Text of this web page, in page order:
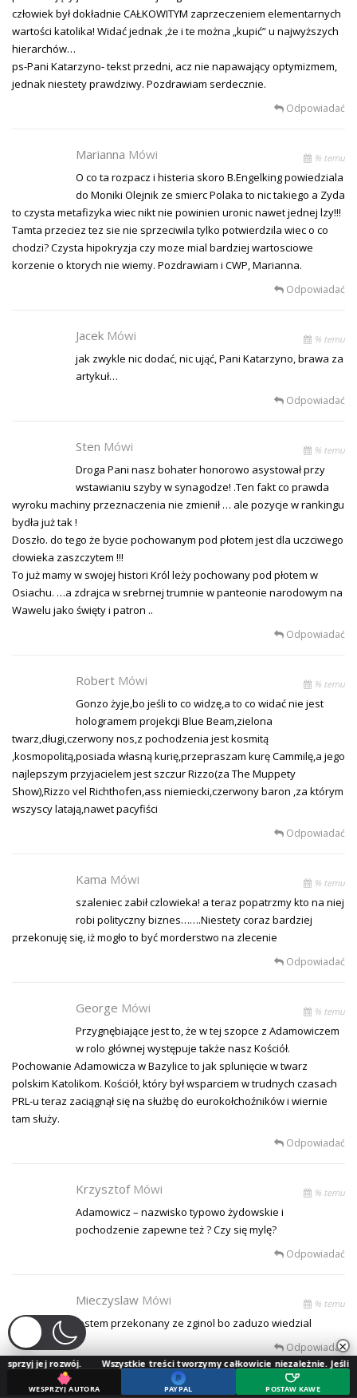
człowiek był dokładnie CAŁKOWITYM zaprzeczeniem elementarnych
wartości katolika! Widać jednak ,że i te można „kupić” u najwyższych
hierarchów…
ps-Pani Katarzyno- tekst przedni, acz nie napawający optymizmem,
jednak niestety prawdziwy. Pozdrawiam serdecznie.
Odpowiadać
Marianna Mówi % temu
O co ta rozpacz i histeria skoro B.Engelking powiedziala
do Moniki Olejnik ze smierc Polaka to nic takiego a Zyda
to czysta metafizyka wiec nikt nie powinien uronic nawet jednej lzy!!!
Tamta przeciez tez sie nie sprzeciwila tylko potwierdzila wiec o co
chodzi? Czysta hipokryzja czy moze mial bardziej wartosciowe
korzenie o ktorych nie wiemy. Pozdrawiam i CWP, Marianna.
Odpowiadać
Jacek Mówi % temu
jak zwykle nic dodać, nic ująć, Pani Katarzyno, brawa za
artykuł…
Odpowiadać
Sten Mówi % temu
Droga Pani nasz bohater honorowo asystował przy
wstawianiu szyby w synagodze! .Ten fakt co prawda
wyroku machiny przeznaczenia nie zmienił … ale pozycje w rankingu
bydła już tak !
Doszło. do tego że bycie pochowanym pod płotem jest dla uczciwego
cłowieka zaszczytem !!!
To już mamy w swojej histori Król leży pochowany pod płotem w
Osiachu. …a zdrajca w srebrnej trumnie w panteonie narodowym na
Wawelu jako święty i patron ..
Odpowiadać
Robert Mówi % temu
Gonzo żyje,bo jeśli to co widzę,a to co widać nie jest
hologramem projekcji Blue Beam,zielona
twarz,długi,czerwony nos,z pochodzenia jest kosmitą
,kosmopolitą,posiada własną kurię,przepraszam kurę Cammilę,a jego
najlepszym przyjacielem jest szczur Rizzo(za The Muppety
Show),Rizzo vel Richthofen,ass niemiecki,czerwony baron ,za którym
wszyscy latają,nawet pacyfiści
Odpowiadać
Kama Mówi % temu
szaleniec zabił czlowieka! a teraz popatrzmy kto na niej
robi polityczny biznes…….Niestety coraz bardziej
przekonuję się, iż mogło to być morderstwo na zlecenie
Odpowiadać
George Mówi % temu
Przygnębiające jest to, że w tej szopce z Adamowiczem
w rolo głównej występuje także nasz Kościół.
Pochowanie Adamowicza w Bazylice to jak splunięcie w twarz
polskim Katolikom. Kościół, który był wsparciem w trudnych czasach
PRL-u teraz zaciągnął się na służbę do eurokołchoźników i wiernie
tam służy.
Odpowiadać
Krzysztof Mówi % temu
Adamowicz – nazwisko typowo żydowskie i
pochodzenie zapewne też ? Czy się mylę?
Odpowiadać
Mieczyslaw Mówi % temu
Jestem przekonany ze zginol bo zaduzo wiedzial
Odpowiadać
RAFAŁ Mówi
×
Wszystkie treści tworzymy całkowicie niezależnie. Jeśli doceniasz
WESPRZYJ AUTORA PAYPAL POSTAW KAWĘ